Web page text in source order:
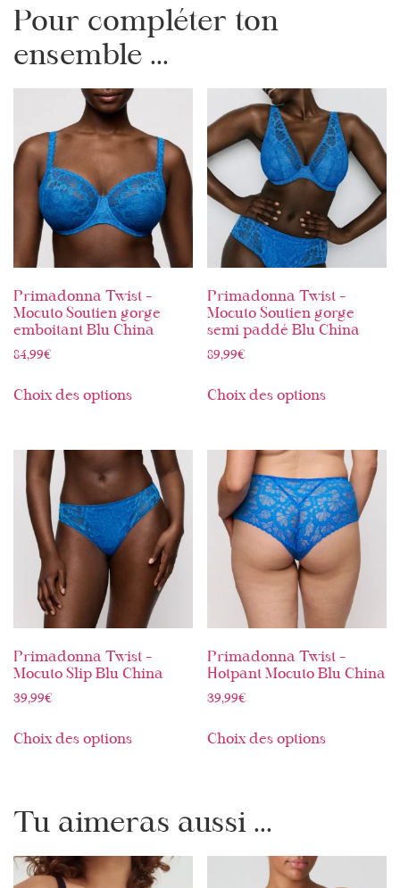
Pour compléter ton
ensemble ...
Primadonna Twist –
Mocuto Soutien gorge
emboitant Blu China
84,99€
Choix des options
Primadonna Twist –
Mocuto Soutien gorge
semi paddé Blu China
89,99€
Choix des options
Primadonna Twist –
Mocuto Slip Blu China
39,99€
Choix des options
Primadonna Twist –
Hotpant Mocuto Blu China
39,99€
Choix des options
Tu aimeras aussi ...